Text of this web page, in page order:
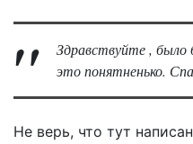
Здравствуйте , было
это понятненько.
Не верь, что тут